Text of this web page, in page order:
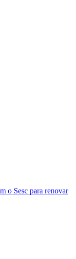
o Sesc para renovar